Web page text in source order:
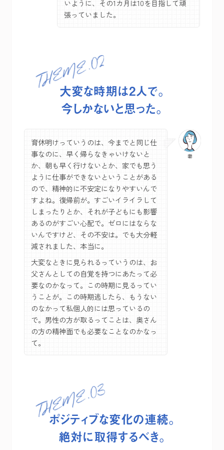
いように、その1カ月は10を目指して頑
張っていました。
大変な時期は2人で。
今しかないと思った。
育休明けっていうのは、今までと同じ仕
事なのに、早く帰らなきゃいけないと
か、朝も早く行けないとか、家でも思う
ように仕事ができないということがある
ので、精神的に不安定になりやすいんで
すよね。復帰前が。すごいイライラして
しまったりとか、それが子どもにも影響
あるのがすごい心配で。ゼロにはならな
いんですけど、その不安は。でも大分軽
減されました、本当に。
大変なときに見られるっていうのは、お
父さんとしての自覚を持つにあたって必
要なのかなって。この時期に見るってい
うことが。この時期逃したら、もうない
のなかって私個人的には思っているの
で。男性の方が取るってことは、奥さん
の方の精神面でも必要なことなのかなっ
て。
ポジティブな変化の連続。
絶対に取得するべき。